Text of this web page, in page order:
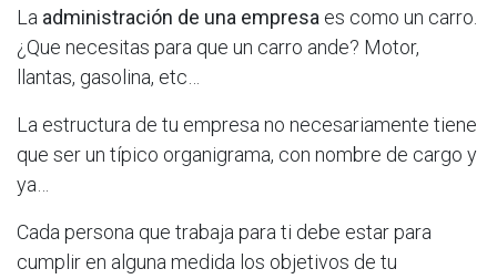
La administración de una empresa es como un carro.
¿Que necesitas para que un carro ande? Motor,
llantas, gasolina, etc…
La estructura de tu empresa no necesariamente tiene
que ser un típico organigrama, con nombre de cargo y
ya…
Cada persona que trabaja para ti debe estar para
cumplir en alguna medida los objetivos de tu